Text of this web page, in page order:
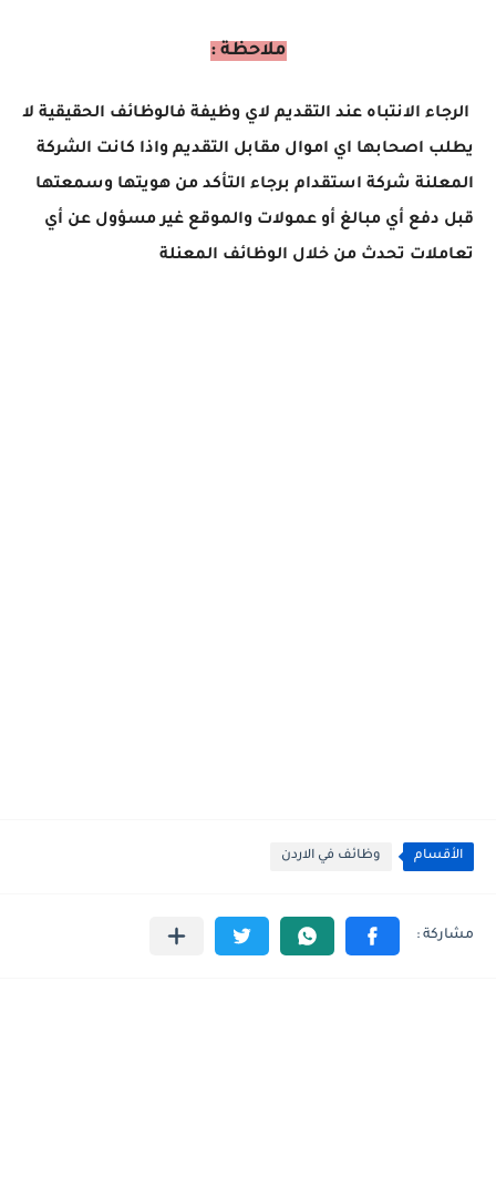
ملاحظة :
الرجاء الانتباه عند التقديم لاي وظيفة فالوظائف الحقيقية لا
يطلب اصحابها اي اموال مقابل التقديم واذا كانت الشركة
المعلنة شركة استقدام برجاء التأكد من هويتها وسمعتها
قبل دفع أي مبالغ أو عمولات والموقع غير مسؤول عن أي
تعاملات تحدث من خلال الوظائف المعنلة
الأقسام وظائف في الاردن